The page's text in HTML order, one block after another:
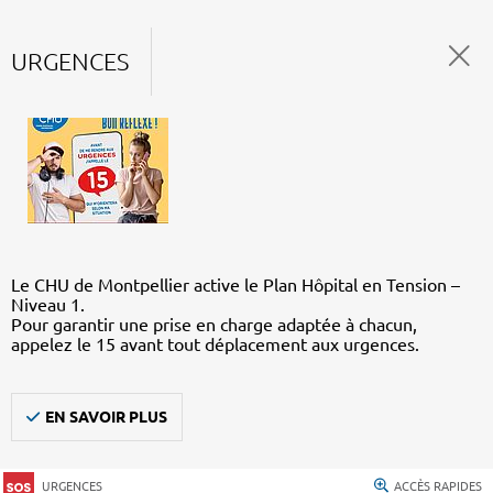
URGENCES
Le CHU de Montpellier active le Plan Hôpital en Tension –
Niveau 1.
Pour garantir une prise en charge adaptée à chacun,
appelez le 15 avant tout déplacement aux urgences.
EN SAVOIR PLUS
URGENCES ACCÈS RAPIDES